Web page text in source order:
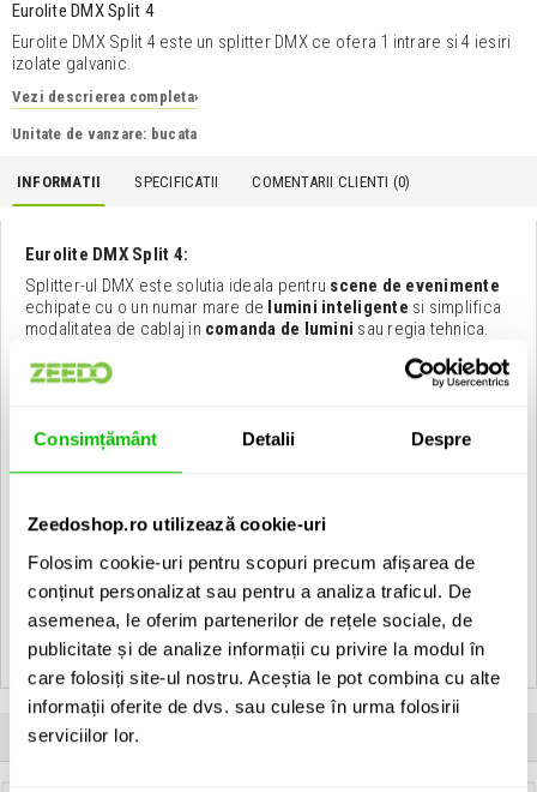
Consimțământ Detalii Despre
Zeedoshop.ro utilizează cookie-uri
Folosim cookie-uri pentru scopuri precum afișarea de
conținut personalizat sau pentru a analiza traficul. De
asemenea, le oferim partenerilor de rețele sociale, de
publicitate și de analize informații cu privire la modul în
care folosiți site-ul nostru. Aceștia le pot combina cu alte
informații oferite de dvs. sau culese în urma folosirii
serviciilor lor.
Eurolite DMX Split 4
Eurolite DMX Split 4 este un splitter DMX ce ofera 1 intrare si 4 iesiri
izolate galvanic.
Vezi descrierea completa›
Unitate de vanzare: bucata
INFORMATII SPECIFICATII COMENTARII CLIENTI (0)
Eurolite DMX Split 4:
Splitter-ul DMX este solutia ideala pentru scene de evenimente
echipate cu o un numar mare de lumini inteligente si simplifica
modalitatea de cablaj in comanda de lumini sau regia tehnica.
Caracteristici:
- intrarea si iesirile sunt izolate galvanic.
- fiecare iesire DMX are driver independent si indicator de date.
- intrarea si iesirile sunt echipate cu alimentare si siguranta
Vezi toate produsele de tip Splittere DMX Eurolite
Vezi toate produsele din categoria Splittere DMX
Vezi toate produsele producatoruluiEurolite
Clientii care au cumparat acest produs au mai cumparat si: